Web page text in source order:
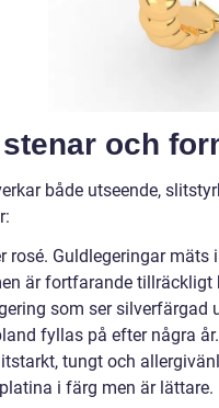
och
både utseende,
rosé. Guldlegeringar
är fortfarande tillräckligt
som ser
fyllas på efter några år.
tungt och
i färg men är